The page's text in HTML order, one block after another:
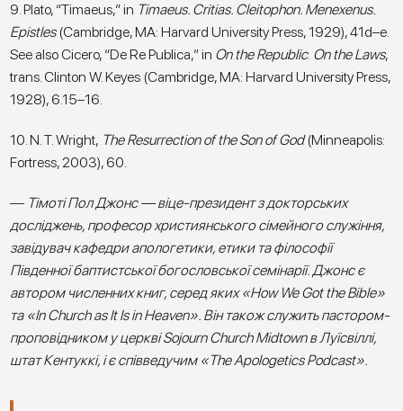
9. Plato, “Timaeus,” in Timaeus. Critias. Cleitophon. Menexenus.
Epistles (Cambridge, MA: Harvard University Press, 1929), 41d–e.
See also Cicero, “De Re Publica,” in On the Republic. On the Laws,
trans. Clinton W. Keyes (Cambridge, MA: Harvard University Press,
1928), 6.15–16.
10. N. T. Wright, The Resurrection of the Son of God(Minneapolis:
Fortress, 2003), 60.
— Тімоті Пол Джонс — віце-президент з докторських
досліджень, професор християнського сімейного служіння,
завідувач кафедри апологетики, етики та філософії
Південної баптистської богословської семінарії. Джонс є
автором численних книг, серед яких «How We Got the Bible»
та «In Church as It Is in Heaven». Він також служить пастором-
проповідником у церкві Sojourn Church Midtown в Луїсвіллі,
штат Кентуккі, і є співведучим «The Apologetics Podcast».